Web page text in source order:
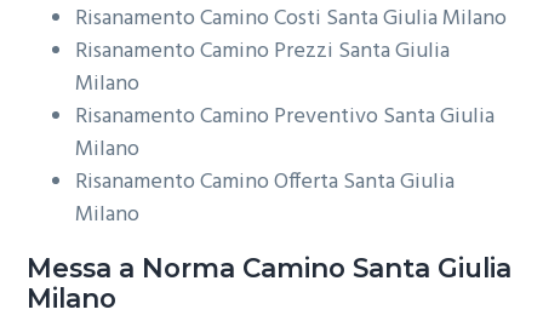
Risanamento Camino Costi Santa Giulia Milano
Risanamento Camino Prezzi Santa Giulia
Milano
Risanamento Camino Preventivo Santa Giulia
Milano
Risanamento Camino Offerta Santa Giulia
Milano
Messa a Norma Camino Santa Giulia
Milano